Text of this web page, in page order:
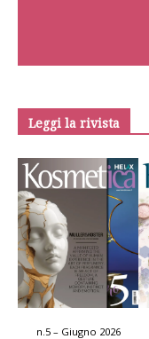
Leggi la rivista
n.5 – Giugno 2026